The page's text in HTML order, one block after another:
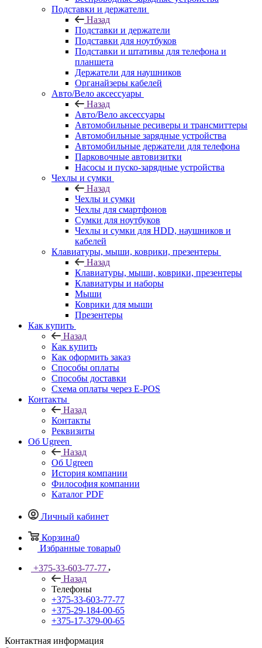
Подставки и держатели
Назад
Подставки и держатели
Подставки для ноутбуков
Подставки и штативы для телефона и
планшета
Держатели для наушников
Органайзеры кабелей
Авто/Вело аксессуары
Назад
Авто/Вело аксессуары
Автомобильные ресиверы и трансмиттеры
Автомобильные зарядные устройства
Автомобильные держатели для телефона
Парковочные автовизитки
Насосы и пуско-зарядные устройства
Чехлы и сумки
Назад
Чехлы и сумки
Чехлы для смартфонов
Сумки для ноутбуков
Чехлы и сумки для HDD, наушников и
кабелей
Клавиатуры, мыши, коврики, презентеры
Назад
Клавиатуры, мыши, коврики, презентеры
Клавиатуры и наборы
Мыши
Коврики для мыши
Презентеры
Как купить
Назад
Как купить
Как оформить заказ
Способы оплаты
Способы доставки
Схема оплаты через E-POS
Контакты
Назад
Контакты
Реквизиты
Об Ugreen
Назад
Об Ugreen
История компании
Философия компании
Каталог PDF
Личный кабинет
Корзина0
Избранные товары0
+375-33-603-77-77
Назад
Телефоны
+375-33-603-77-77
+375-29-184-00-65
+375-17-379-00-65
Контактная информация